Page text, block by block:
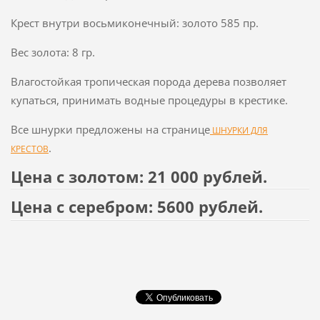
Крест внутри восьмиконечный: золото 585 пр.
Вес золота: 8 гр.
Влагостойкая тропическая порода дерева позволяет
купаться, принимать водные процедуры в крестике.
Все шнурки предложены на страницеШНУРКИ ДЛЯ
КРЕСТОВ.
Цена с золотом: 21 000 рублей.
Цена с серебром: 5600 рублей.